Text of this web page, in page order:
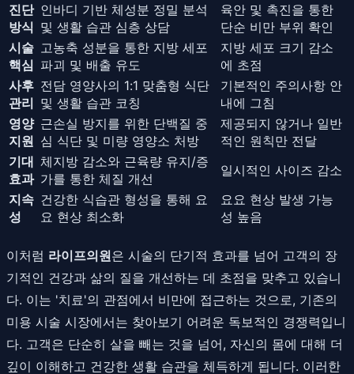
진단
방식
인바디 기반 체성분 정밀 분석
및 생활 습관 심층 상담
육안 및 촉진을 통한
단순 비만 부위 확인
시술
핵심
고농축 성분을 통한 지방 세포
파괴 및 배출 유도
지방 세포 크기 감소
에 초점
사후
관리
전담 영양사의 1:1 맞춤형 식단
및 생활 습관 코칭
기본적인 주의사항 안
내에 그침
영양
지원
근손실 방지를 위한 단백질 중
심 식단 및 미량 영양소 처방
제공되지 않거나 일반
적인 원칙만 전달
기대
효과
체지방 감소와 근육량 유지/증
가를 통한 체질 개선
일시적인 사이즈 감소
지속
성
건강한 식습관 형성을 통해 요
요 현상 최소화
요요 현상 발생 가능
성 높음
이처럼 라이프의원은 시술의 단기적 효과를 넘어 고객의 장
기적인 건강과 삶의 질을 개선하는 데 초점을 맞추고 있습니
다. 이는 '치료'의 관점에서 비만에 접근하는 것으로, 기존의
미용 시술 시장에서는 찾아보기 어려운 독보적인 경쟁력입니
다. 고객은 단순히 살을 빼는 것을 넘어, 자신의 몸에 대해 더
깊이 이해하고 건강한 생활 습관을 체득하게 됩니다. 이러한